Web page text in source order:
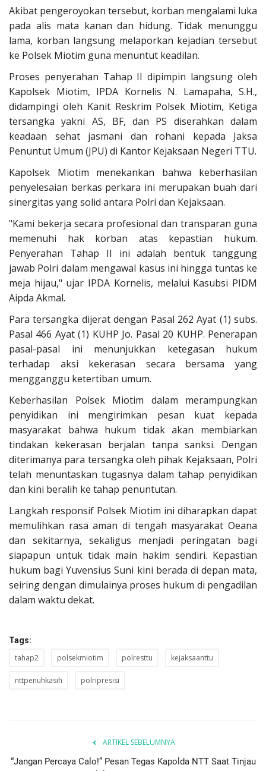
Akibat pengeroyokan tersebut, korban mengalami luka
pada alis mata kanan dan hidung. Tidak menunggu
lama, korban langsung melaporkan kejadian tersebut
ke Polsek Miotim guna menuntut keadilan.
Proses penyerahan Tahap II dipimpin langsung oleh
Kapolsek Miotim, IPDA Kornelis N. Lamapaha, S.H.,
didampingi oleh Kanit Reskrim Polsek Miotim, Ketiga
tersangka yakni AS, BF, dan PS diserahkan dalam
keadaan sehat jasmani dan rohani kepada Jaksa
Penuntut Umum (JPU) di Kantor Kejaksaan Negeri TTU.
Kapolsek Miotim menekankan bahwa keberhasilan
penyelesaian berkas perkara ini merupakan buah dari
sinergitas yang solid antara Polri dan Kejaksaan.
"Kami bekerja secara profesional dan transparan guna
memenuhi hak korban atas kepastian hukum.
Penyerahan Tahap II ini adalah bentuk tanggung
jawab Polri dalam mengawal kasus ini hingga tuntas ke
meja hijau," ujar IPDA Kornelis, melalui Kasubsi PIDM
Aipda Akmal.
Para tersangka dijerat dengan Pasal 262 Ayat (1) subs.
Pasal 466 Ayat (1) KUHP Jo. Pasal 20 KUHP. Penerapan
pasal-pasal ini menunjukkan ketegasan hukum
terhadap aksi kekerasan secara bersama yang
mengganggu ketertiban umum.
Keberhasilan Polsek Miotim dalam merampungkan
penyidikan ini mengirimkan pesan kuat kepada
masyarakat bahwa hukum tidak akan membiarkan
tindakan kekerasan berjalan tanpa sanksi. Dengan
diterimanya para tersangka oleh pihak Kejaksaan, Polri
telah menuntaskan tugasnya dalam tahap penyidikan
dan kini beralih ke tahap penuntutan.
Langkah responsif Polsek Miotim ini diharapkan dapat
memulihkan rasa aman di tengah masyarakat Oeana
dan sekitarnya, sekaligus menjadi peringatan bagi
siapapun untuk tidak main hakim sendiri. Kepastian
hukum bagi Yuvensius Suni kini berada di depan mata,
seiring dengan dimulainya proses hukum di pengadilan
dalam waktu dekat.
Tags:
tahap2 polsekmiotim polresttu kejaksaanttu
nttpenuhkasih polripresisi
ARTIKEL SEBELUMNYA
“Jangan Percaya Calo!” Pesan Tegas Kapolda NTT Saat Tinjau